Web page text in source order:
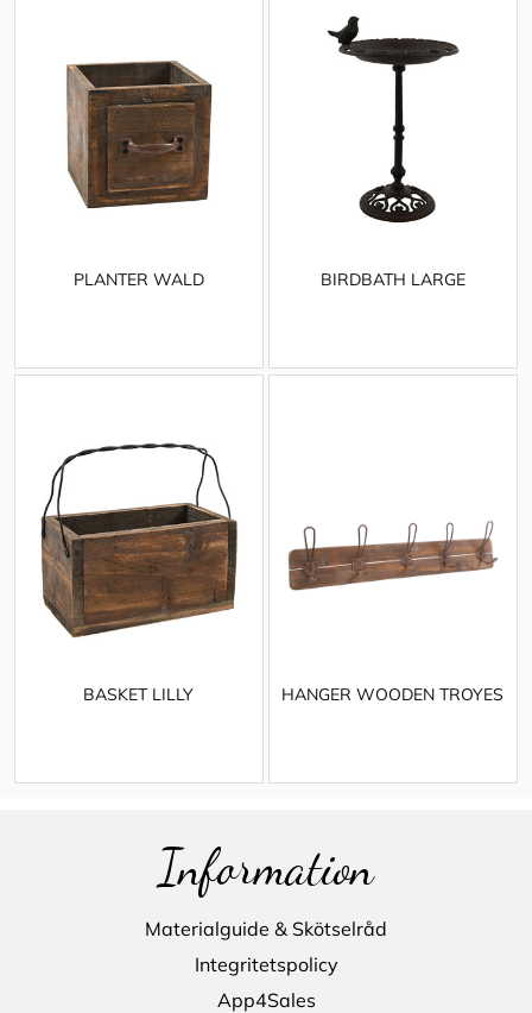
PLANTER WALD BIRDBATH LARGE
BASKET LILLY HANGER WOODEN TROYES
Information
Materialguide & Skötselråd
Integritetspolicy
App4Sales